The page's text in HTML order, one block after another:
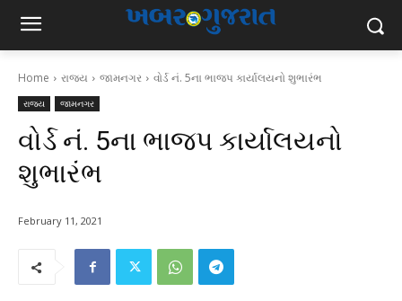
Home રાજ્ય જામનગર વોર્ડ નં. 5ના ભાજપ કાર્યાલયનો શુભારંભ
રાજ્ય જામનગર
વોર્ડ નં. 5ના ભાજપ કાર્યાલયનો
શુભારંભ
February 11, 2021